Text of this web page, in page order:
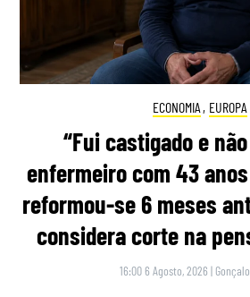
ECONOMIA , EUROPA
“Fui castigado e
enfermeiro com 43
reformou-se 6 meses
considera corte na
16:00 6 Agosto, 2026 |